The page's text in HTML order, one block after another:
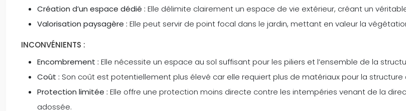
Création d’un espace dédié : Elle délimite clairement un espace de vie extérieur, créant un
Valorisation paysagère : Elle peut servir de point focal dans le jardin, mettant en valeur la
INCONVÉNIENTS :
Encombrement : Elle nécessite un espace au sol suffisant pour les piliers et l’ensemble de la
Coût : Son coût est potentiellement plus élevé car elle requiert plus de matériaux pour la
Protection limitée : Elle offre une protection moins directe contre les intempéries venant de la
adossée.